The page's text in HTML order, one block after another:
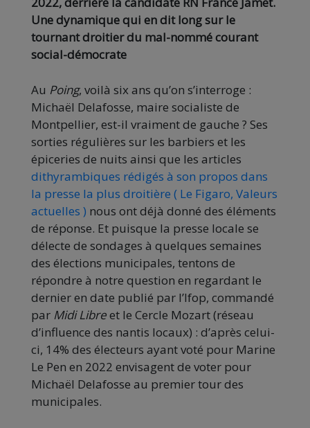
Une dynamique qui en dit long sur le
tournant droitier du mal-nommé courant
social-démocrate
Au Poing, voilà six ans qu’on s’interroge :
Michaël Delafosse, maire socialiste de
Montpellier, est-il vraiment de gauche ? Ses
sorties régulières sur les barbiers et les
épiceries de nuits ainsi que les articles
dithyrambiques rédigés à son propos dans
la presse la plus droitière ( Le Figaro, Valeurs
actuelles ) nous ont déjà donné des éléments
de réponse. Et puisque la presse locale se
délecte de sondages à quelques semaines
des élections municipales, tentons de
répondre à notre question en regardant le
dernier en date publié par l’Ifop, commandé
par Midi Libreet le Cercle Mozart (réseau
d’influence des nantis locaux) : d’après celui-
ci, 14% des électeurs ayant voté pour Marine
Le Pen en 2022 envisagent de voter pour
Michaël Delafosse au premier tour des
municipales.